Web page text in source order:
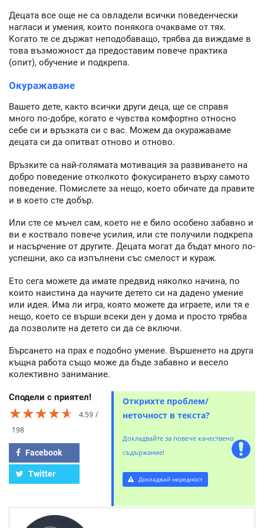
Децата все още не са овладели всички поведенчески
нагласи и умения, които понякога очакваме от тях.
Когато те се държат неподобаващо, трябва да виждаме в
това възможност да предоставим повече практика
(опит), обучение и подкрепа.
Окуражаване
Вашето дете, както всички други деца, ще се справя
много по-добре, когато е чувства комфортно относно
себе си и връзката си с вас. Можем да окуражаваме
децата си да опитват отново и отново.
Връзките са най-голямата мотивация за развиването на
добро поведение отколкото фокусирането върху самото
поведение. Помислете за нещо, което обичате да правите
и в което сте добър.
Или сте се мъчел сам, което не е било особено забавно и
ви е коствало повече усилия, или сте получили подкрепа
и насърчение от другите. Децата могат да бъдат много по-
успешни, ако са изпълнени със смелост и кураж.
Ето сега можете да имате предвид няколко начина, по
които наистина да научите детето си на дадено умение
или идея. Има ли игра, която можете да играете, или тя е
нещо, което се върши всеки ден у дома и просто трябва
да позволите на детето си да се включи.
Бърсането на прах е подобно умение. Вършенето на друга
къщна работа също може да бъде забавно и весело
колективно занимание.
Сподели с приятел!
★★★★★
★★★★★
★★★★★
4.59
198
Facebook
Twitter
Открихте проблем/
неточност в текста?
Докладвайте за повече качествено
съдържание!
Докладвай нередност